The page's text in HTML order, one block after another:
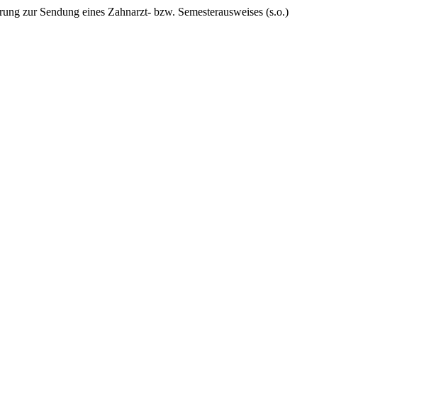
zur Sendung eines Zahnarzt- bzw. Semesterausweises (s.o.)